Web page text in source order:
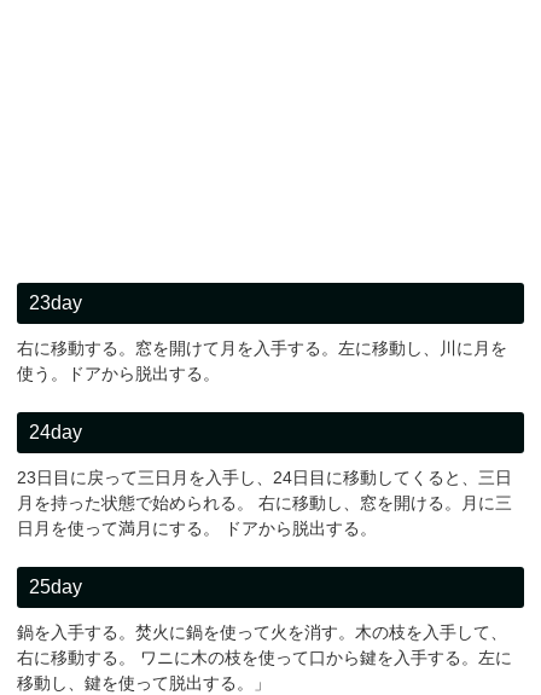
23day
右に移動する。窓を開けて月を入手する。左に移動し、川に月を
使う。ドアから脱出する。
24day
23日目に戻って三日月を入手し、24日目に移動してくると、三日
月を持った状態で始められる。 右に移動し、窓を開ける。月に三
日月を使って満月にする。 ドアから脱出する。
25day
鍋を入手する。焚火に鍋を使って火を消す。木の枝を入手して、
右に移動する。 ワニに木の枝を使って口から鍵を入手する。左に
移動し、鍵を使って脱出する。」